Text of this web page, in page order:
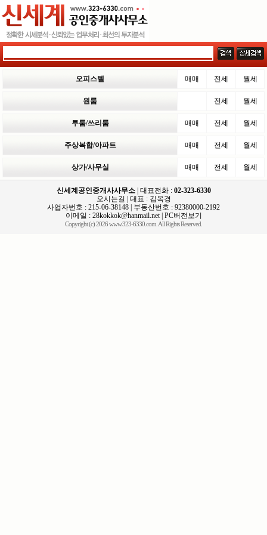
오피스텔 매매 전세 월세
원룸 전세 월세
투룸/쓰리룸 매매 전세 월세
주상복합/아파트 매매 전세 월세
상가/사무실 매매 전세 월세
신세계공인중개사사무소| 대표전화 : 02-323-6330
오시는길
| 대표 : 김옥경
사업자번호 : 215-06-38148 | 부동산번호 : 92380000-2192
이메일 : 28kokkok@hanmail.net| PC버전보기
Copyright (c) 2026 www.323-6330.com. All Rights Reserved.